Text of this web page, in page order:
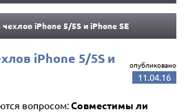
iPhone 5/5S и iPhone SE
iPhone 5/5S и
опубликовано
11.04.16
вопросом:Совместимы ли